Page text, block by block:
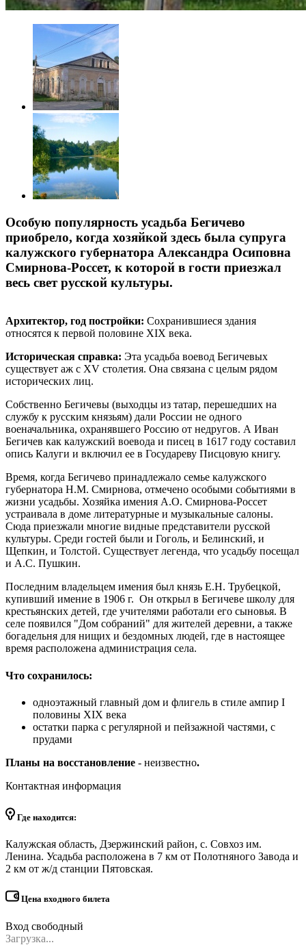
Особую популярность усадьба Бегичево
приобрело, когда хозяйкой здесь была супруга
калужского губернатора Александра Осиповна
Смирнова-Россет, к которой в гости приезжал
весь свет русской культуры.
Архитектор, год постройки: Сохранившиеся здания
относятся к первой половине XIX века.
Историческая справка: Эта усадьба воевод Бегичевых
существует аж с XV столетия. Она связана с целым рядом
исторических лиц.
Собственно Бегичевы (выходцы из татар, перешедших на
службу к русским князьям) дали России не одного
военачальника, охранявшего Россию от недругов. А Иван
Бегичев как калужский воевода и писец в 1617 году составил
опись Калуги и включил ее в Государеву Писцовую книгу.
Время, когда Бегичево принадлежало семье калужского
губернатора Н.М. Смирнова, отмечено особыми событиями в
жизни усадьбы. Хозяйка имения А.О. Смирнова-Россет
устраивала в доме литературные и музыкальные салоны.
Сюда приезжали многие видные представители русской
культуры. Среди гостей были и Гоголь, и Белинский, и
Щепкин, и Толстой. Существует легенда, что усадьбу посещал
и А.С. Пушкин.
Последним владельцем имения был князь Е.Н. Трубецкой,
купивший имение в 1906 г. Он открыл в Бегичеве школу для
крестьянских детей, где учителями работали его сыновья. В
селе появился "Дом собраний" для жителей деревни, а также
богадельня для нищих и бездомных людей, где в настоящее
время расположена администрация села.
Что сохранилось:
одноэтажный главный дом и флигель в стиле ампир I
половины XIX века
остатки парка с регулярной и пейзажной частями, с
прудами
Планы на восстановление - неизвестно.
Контактная информация
Где находится:
Калужская область, Дзержинский район, с. Совхоз им.
Ленина. Усадьба расположена в 7 км от Полотняного Завода и
2 км от ж/д станции Пятовская.
Цена входного билета
Вход свободный
Загрузка...